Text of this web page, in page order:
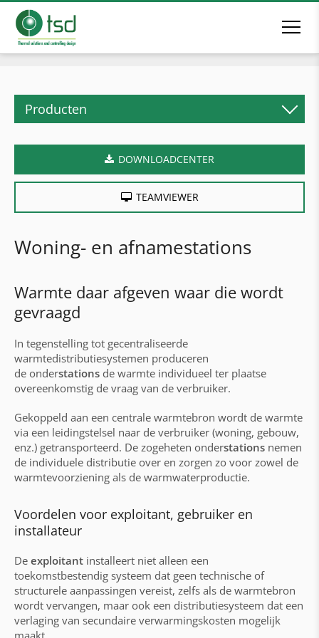
Producten
Combiketel
Houtsnipperketel
Verwarmingscontainer
Bufferreservoirs
Woning- en onderstations
Onderstations
Regeling & visualisatie aqo360°
Woningstations
Gebouwautomatisering & elektrische
Automatisering met Siemens & Loytec
Elektrische werkzaamheden & bekabeling
Klantenservice
Warmtenetwerken
DOWNLOADCENTER
TEAMVIEWER
Woning- en afnamestations
Warmte daar afgeven waar die wordt
gevraagd
In tegenstelling tot gecentraliseerde
warmtedistributiesystemen produceren
de onderstations de warmte individueel ter plaatse
overeenkomstig de vraag van de verbruiker.
Gekoppeld aan een centrale warmtebron wordt de warmte
via een leidingstelsel naar de verbruiker (woning, gebouw,
enz.) getransporteerd. De zogeheten onderstations nemen
de individuele distributie over en zorgen zo voor zowel de
warmtevoorziening als de warmwaterproductie.
Voordelen voor exploitant, gebruiker en
installateur
De exploitant installeert niet alleen een
toekomstbestendig systeem dat geen technische of
structurele aanpassingen vereist, zelfs als de warmtebron
wordt vervangen, maar ook een distributiesysteem dat een
verlaging van secundaire verwarmingskosten mogelijk
maakt.